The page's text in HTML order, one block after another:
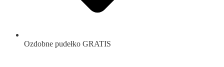
Ozdobne pudełko GRATIS